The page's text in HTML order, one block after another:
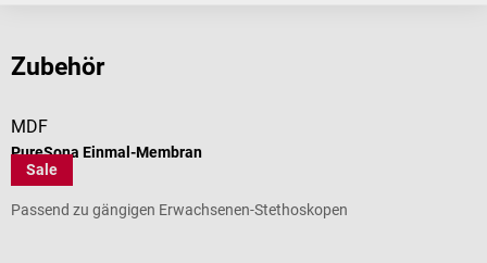
Zubehör
Sale
MDF
PureSona Einmal-Membran
Passend zu gängigen Erwachsenen-Stethoskopen